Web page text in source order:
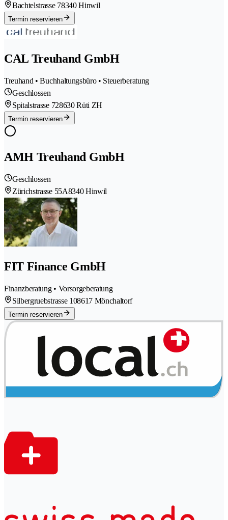
Bachtelstrasse 78340 Hinwil
Termin reservieren
CAL Treuhand GmbH
Treuhand • Buchhaltungsbüro • Steuerberatung
Geschlossen
Spitalstrasse 728630 Rüti ZH
Termin reservieren
AMH Treuhand GmbH
Geschlossen
Zürichstrasse 55A8340 Hinwil
FIT Finance GmbH
Finanzberatung • Vorsorgeberatung
Silbergruebstrasse 108617 Mönchaltorf
Termin reservieren